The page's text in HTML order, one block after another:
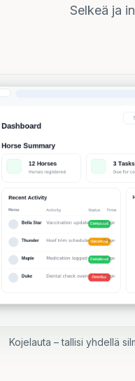
Selkeä ja
Kojelauta – tallisi yhdellä